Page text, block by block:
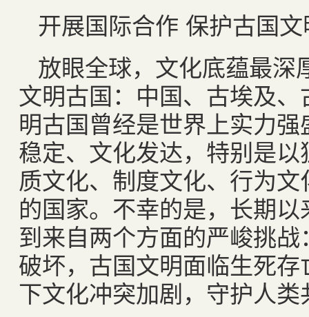
开展国际合作 保护古国
放眼全球，文化底蕴最深
文明古国：中国、古埃及
明古国曾经是世界上实力
稳定、文化发达，特别是
质文化、制度文化、行为
的国家。不幸的是，长期
到来自两个方面的严峻挑
破坏，古国文明面临生死
下文化冲突加剧，守护人